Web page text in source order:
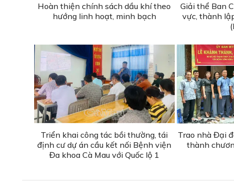
Hoàn thiện chính sách dầu khí theo
hướng linh hoạt, minh bạch
Giải thể Ban
vực, thành
Triển khai công tác bồi thường, tái
định cư dự án cầu kết nối Bệnh viện
Đa khoa Cà Mau với Quốc lộ 1
Trao nhà Đại
thành